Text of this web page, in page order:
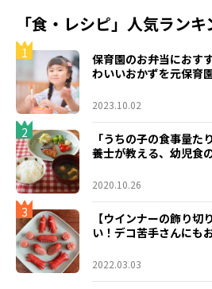
「食・レシピ」人気ランキ
1
保育園のお弁当におす
わいいおかずを元保育
2023.10.02
2
「うちの子の食事量
養士が教える、幼児食
2020.10.26
3
【ウインナーの飾り
い！デコ苦手さんにも
2022.03.03